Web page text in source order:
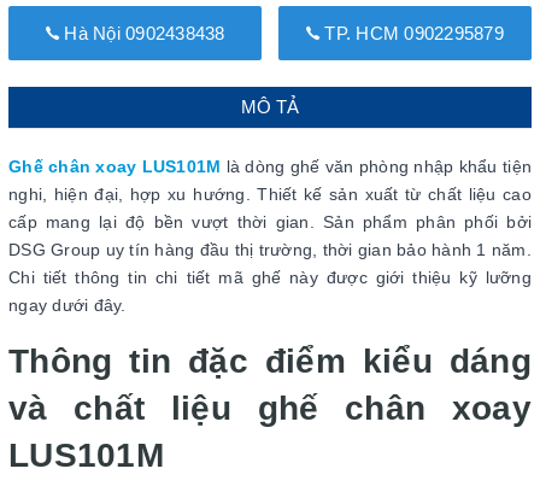
Hà Nội 0902438438 TP. HCM 0902295879
MÔ TẢ
Ghế chân xoay LUS101M là dòng ghế văn phòng nhập khẩu tiện
nghi, hiện đại, hợp xu hướng. Thiết kế sản xuất từ chất liệu cao
cấp mang lại độ bền vượt thời gian. Sản phẩm phân phối bởi
DSG Group uy tín hàng đầu thị trường, thời gian bảo hành 1 năm.
Chi tiết thông tin chi tiết mã ghế này được giới thiệu kỹ lưỡng
ngay dưới đây.
Thông tin đặc điểm kiểu dáng
và chất liệu ghế chân xoay
LUS101M